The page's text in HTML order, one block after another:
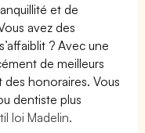
et de
avez des
? Avec une
de meilleurs
honoraires. Vous
dentiste plus
loi Madelin.